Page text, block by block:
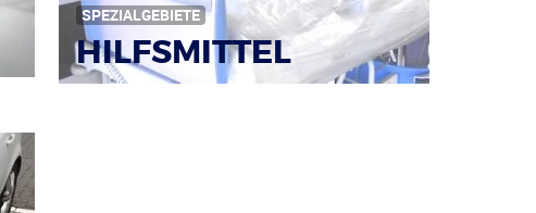
SPEZIALGEBIETE
HILFSMITTEL